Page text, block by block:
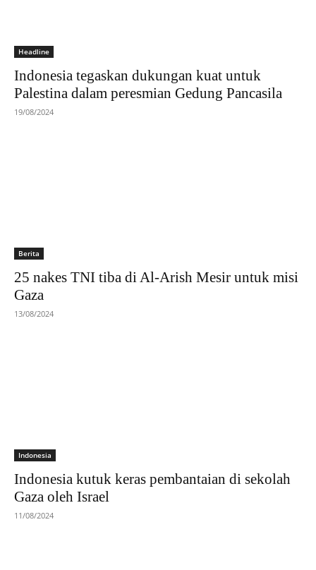
Headline
Indonesia tegaskan dukungan kuat untuk
Palestina dalam peresmian Gedung Pancasila
19/08/2024
Berita
25 nakes TNI tiba di Al-Arish Mesir untuk misi
Gaza
13/08/2024
Indonesia
Indonesia kutuk keras pembantaian di sekolah
Gaza oleh Israel
11/08/2024